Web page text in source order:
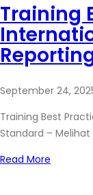
Training
September 24,
Training Best
Standard –
Read More